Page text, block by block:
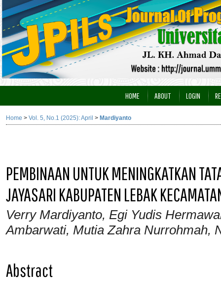
HOME ABOUT LOGIN
Home > Vol. 5, No.1 (2025): April > Mardiyanto
PEMBINAAN UNTUK MENINGKATKAN
JAYASARI KABUPATEN LEBAK
Verry Mardiyanto, Egi Yudis
Ambarwati, Mutia Zahra Nurrohmah,
Abstract